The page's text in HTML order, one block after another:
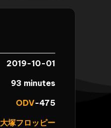
2019-10-01
93 minutes
ODV-475
大塚フロッピー